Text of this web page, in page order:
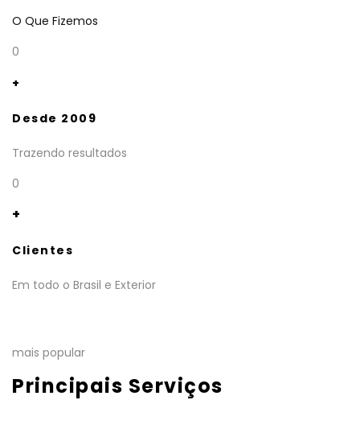
O Que Fizemos
0
+
Desde 2009
Trazendo resultados
0
+
Clientes
Em todo o Brasil e Exterior
mais popular
Principais Serviços